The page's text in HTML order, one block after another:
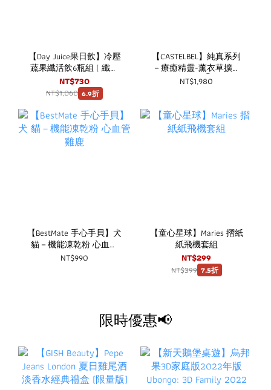
【Day Juice果日飲】冷壓
蔬果纖活飲6瓶組 ( 纖活
1-6號各1瓶 )
NT$730
NT$1,060 6.9折
【CASTELBEL】純真系列
－療癒精靈-薰衣草擴香
100mlⒽ
NT$1,980
【BestMate 手心手貝】犬
貓－機能凍乾粉 心血管
雞鹿
NT$990
【童心星球】Maries 摺紙
紙飛機套組
NT$299
NT$399 7.5折
限時優惠📢